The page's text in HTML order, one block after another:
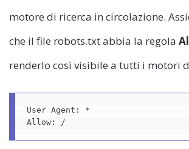
motore di ricerca in circolazione.
che il file robots.txt abbia la regola
renderlo così visibile a tutti i motori
User Agent: *
Allow: /